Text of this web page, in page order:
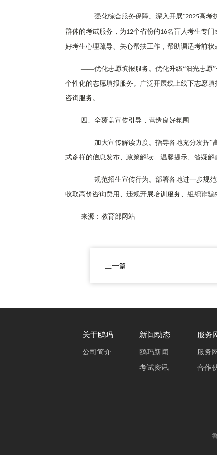
——强化综合服务保障。深入开展“2025高考
群体的考试服务，为12个省份的16名盲人考生专门
好考生心理疏导、关心帮扶工作，帮助调适考前状
——优化志愿填报服务。优化升级“阳光志愿”
个性化的志愿填报服务。广泛开展线上线下志愿
咨询服务。
四、 全覆盖宣传引导，营造良好氛围
——加大宣传解读力度。指导各地充分发挥“
式多样的信息发布、政策解读、温馨提示、答疑解
——规范招生宣传行为。部署各地进一步规范
收取高价咨询费用、违规开展培训服务、组织诈
来源：教育部网站
上一篇
关于鸥玛
公司简介
新闻动态
鸥玛新闻
考试资讯
服务
服务
合作